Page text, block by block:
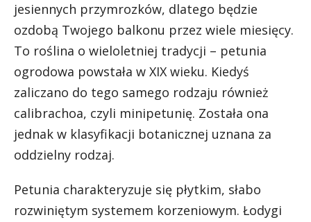
jesiennych przymrozków, dlatego będzie
ozdobą Twojego balkonu przez wiele miesięcy.
To roślina o wieloletniej tradycji – petunia
ogrodowa powstała w XIX wieku. Kiedyś
zaliczano do tego samego rodzaju również
calibrachoa, czyli minipetunię. Została ona
jednak w klasyfikacji botanicznej uznana za
oddzielny rodzaj.
Petunia charakteryzuje się płytkim, słabo
rozwiniętym systemem korzeniowym. Łodygi